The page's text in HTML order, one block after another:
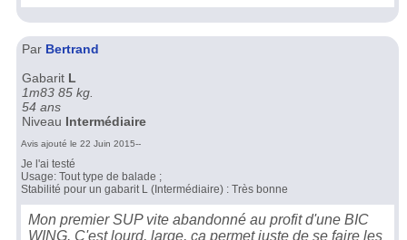
Par Bertrand
Gabarit L
1m83 85 kg.
54 ans
Niveau Intermédiaire
Avis ajouté le 22 Juin 2015--
Je l'ai testé
Usage: Tout type de balade ;
Stabilité pour un gabarit L (Intermédiaire) : Très bonne
Mon premier SUP vite abandonné au profit d'une BIC
WING. C'est lourd, large, ça permet juste de se faire les